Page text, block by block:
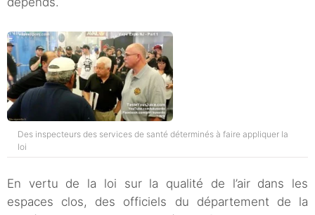
Des inspecteurs des services de santé déterminés à faire appliquer la
loi
En vertu de la loi sur la qualité de l’air dans les
espaces clos, des officiels du département de la